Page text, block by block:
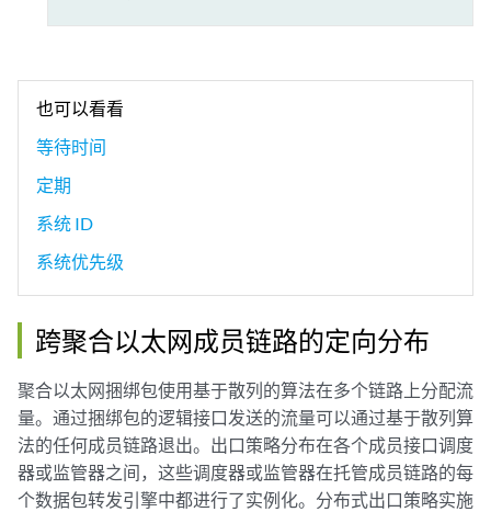
也可以看看
等待时间
定期
系统 ID
系统优先级
跨聚合以太网成员链路的定向分布
聚合以太网捆绑包使用基于散列的算法在多个链路上分配流
量。通过捆绑包的逻辑接口发送的流量可以通过基于散列算
法的任何成员链路退出。出口策略分布在各个成员接口调度
器或监管器之间，这些调度器或监管器在托管成员链路的每
个数据包转发引擎中都进行了实例化。分布式出口策略实施